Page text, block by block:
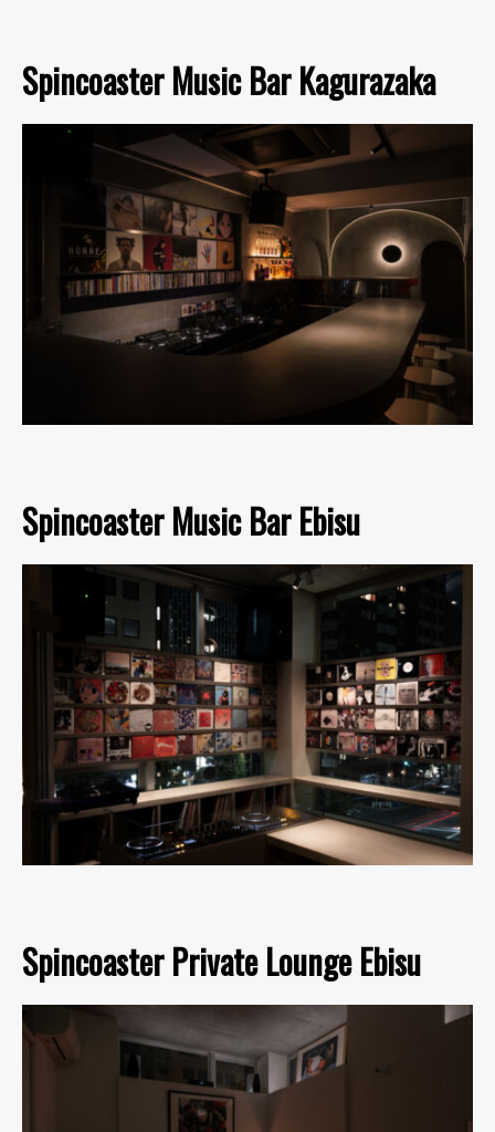
Spincoaster Music Bar Kagurazaka
Spincoaster Music Bar Ebisu
Spincoaster Private Lounge Ebisu